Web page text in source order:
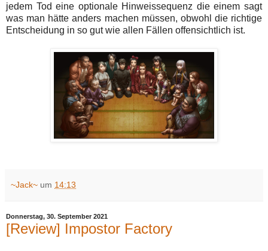
jedem Tod eine optionale Hinweissequenz die einem sagt
was man hätte anders machen müssen, obwohl die richtige
Entscheidung in so gut wie allen Fällen offensichtlich ist.
~Jack~ um 14:13
Donnerstag, 30. September 2021
[Review] Impostor Factory